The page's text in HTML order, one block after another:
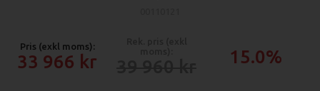
Pris (exkl moms):
33 966 15.0%